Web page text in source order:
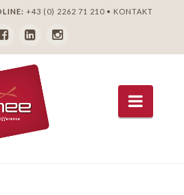
+43 (0) 2262 71 210• KONTAKT